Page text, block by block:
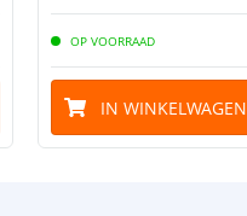
OP VOORRAAD
IN WINKELWAGEN